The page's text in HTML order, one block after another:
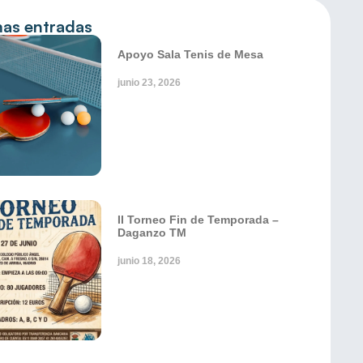
entradas
Apoyo Sala Tenis de Mesa
junio 23, 2026
II Torneo Fin de Temporada –
Daganzo TM
junio 18, 2026